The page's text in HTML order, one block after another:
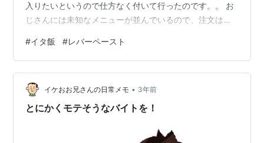
入りたいというので仕方なく付いて行ったのです。。 お
じさんには未知なメニューが並んでいるので、注文は娘
レバーペーストが運ばれてきました。 味は…まぁ塩味が
効いて酒のツマミには最適ですが、ここで一つ問題があ
ります。娘の指令で酒はグラスワイン一杯のみ…しかも
白です。いやレバーなら赤だろ。しかもこれだけ沢山あ
れば、ワイン一杯じゃ食べきれないだろ…。 それに見た
#イタ飯 #レバーペースト
イケおお兄さんの日常メモ • 3年前
とにかくモテそうなバイトを！